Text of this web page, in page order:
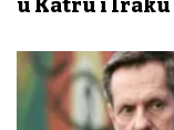
u Katru i Iraku